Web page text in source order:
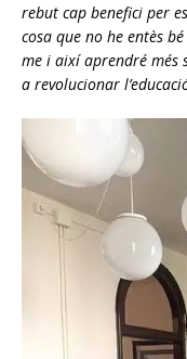
rebut cap benefici per
cosa que no he entès
me i així aprendré més
a revolucionar